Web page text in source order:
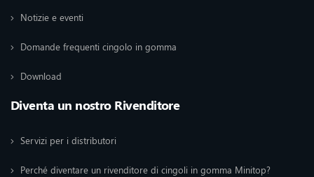
Notizie e eventi
Domande frequenti cingolo in gomma
Download
Diventa un nostro Rivenditore
Servizi per i distributori
Perché diventare un rivenditore di cingoli in gomma Minitop?